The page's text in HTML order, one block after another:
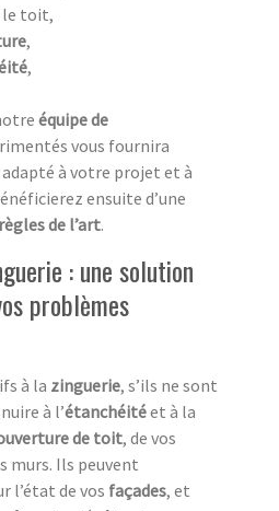
le toit,
,
,
équipe de
vous fournira
à votre projet et à
ensuite d’une
règles de l’art.
: une solution
problèmes
à la zinguerie, s’ils ne sont
à l’étanchéitéet à la
de toit, de vos
murs. Ils peuvent
l’état de vos façades, et